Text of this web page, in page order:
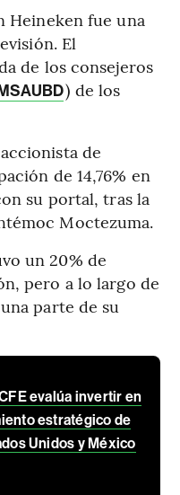
Heineken fue una
El
de los consejeros
) de los
de
de 14,76% en
su portal, tras la
Moctezuma.
un 20% de
pero a lo largo de
parte de su
evalúa invertir en
estratégico de
Unidos y México